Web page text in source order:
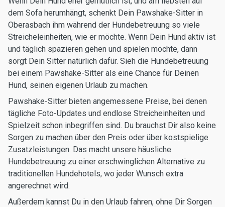
dem Sofa herumhängt, schenkt Dein Pawshake-Sitter in
Oberasbach ihm während der Hundebetreuung so viele
Streicheleinheiten, wie er möchte. Wenn Dein Hund aktiv ist
und täglich spazieren gehen und spielen möchte, dann
sorgt Dein Sitter natürlich dafür. Sieh die Hundebetreuung
bei einem Pawshake-Sitter als eine Chance für Deinen
Hund, seinen eigenen Urlaub zu machen.
Pawshake-Sitter bieten angemessene Preise, bei denen
tägliche Foto-Updates und endlose Streicheinheiten und
Spielzeit schon inbegriffen sind. Du brauchst Dir also keine
Sorgen zu machen über den Preis oder über kostspielige
Zusatzleistungen. Das macht unsere häusliche
Hundebetreuung zu einer erschwinglichen Alternative zu
traditionellen Hundehotels, wo jeder Wunsch extra
angerechnet wird.
Außerdem kannst Du in den Urlaub fahren, ohne Dir Sorgen